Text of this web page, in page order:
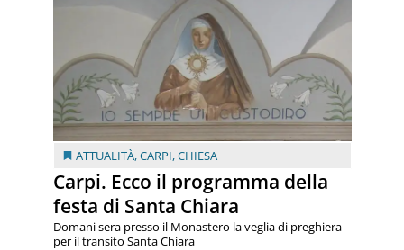
ATTUALITÀ,CARPI,CHIESA
Carpi. Ecco il programma della
festa di Santa Chiara
Domani sera presso il Monastero la veglia di preghiera
per il transito Santa Chiara